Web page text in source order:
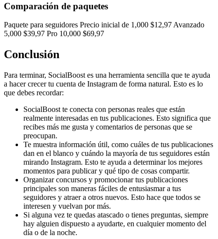
Comparación de paquetes
Paquete para seguidores Precio inicial de 1,000 $12,97 Avanzado
5,000 $39,97 Pro 10,000 $69,97
Conclusión
Para terminar, SocialBoost es una herramienta sencilla que te ayuda
a hacer crecer tu cuenta de Instagram de forma natural. Esto es lo
que debes recordar:
SocialBoost te conecta con personas reales que están
realmente interesadas en tus publicaciones. Esto significa que
recibes más me gusta y comentarios de personas que se
preocupan.
Te muestra información útil, como cuáles de tus publicaciones
dan en el blanco y cuándo la mayoría de tus seguidores están
mirando Instagram. Esto te ayuda a determinar los mejores
momentos para publicar y qué tipo de cosas compartir.
Organizar concursos y promocionar tus publicaciones
principales son maneras fáciles de entusiasmar a tus
seguidores y atraer a otros nuevos. Esto hace que todos se
interesen y vuelvan por más.
Si alguna vez te quedas atascado o tienes preguntas, siempre
hay alguien dispuesto a ayudarte, en cualquier momento del
día o de la noche.